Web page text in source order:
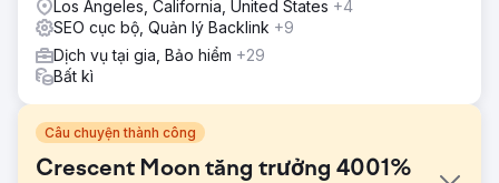
Los Angeles, California, United States +4
SEO cục bộ, Quản lý Backlink +9
Dịch vụ tại gia, Bảo hiểm +29
Bất kì
Câu chuyện thành công
Crescent Moon tăng trưởng 4001%